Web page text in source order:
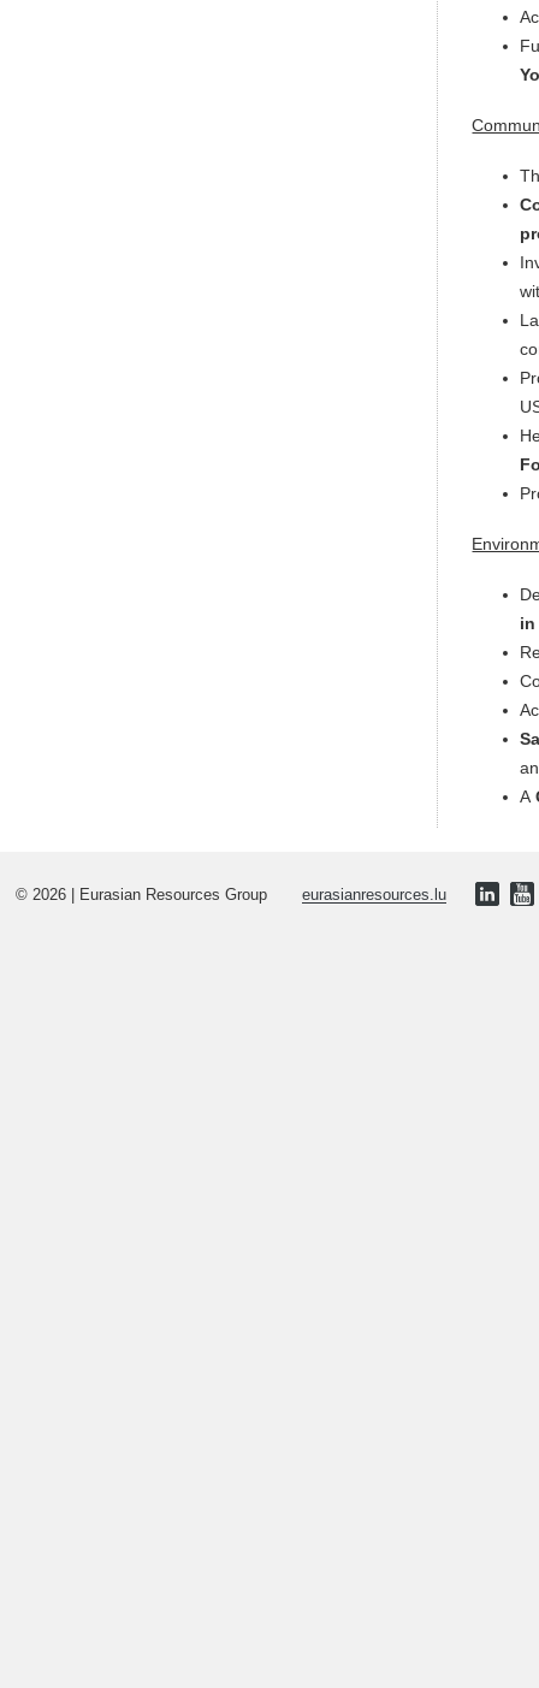
in
A
© 2026 | Eurasian Resources Group eurasianresources.lu